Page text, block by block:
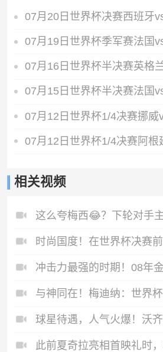
07月20日世界杯决赛西班牙
07月19日世界杯季军赛法国
07月16日世界杯半决赛英格
07月15日世界杯半决赛法国
07月12日世界杯1/4决赛挪威
07月12日世界杯1/4决赛阿根
相关视频